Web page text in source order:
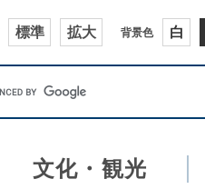
標準 拡大 背景色 白
文化・観光